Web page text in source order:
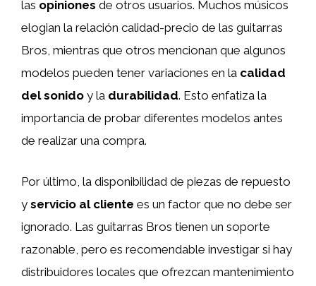
las opiniones de otros usuarios. Muchos músicos
elogian la relación calidad-precio de las guitarras
Bros, mientras que otros mencionan que algunos
modelos pueden tener variaciones en la calidad
del sonido y la durabilidad. Esto enfatiza la
importancia de probar diferentes modelos antes
de realizar una compra.
Por último, la disponibilidad de piezas de repuesto
y servicio al cliente es un factor que no debe ser
ignorado. Las guitarras Bros tienen un soporte
razonable, pero es recomendable investigar si hay
distribuidores locales que ofrezcan mantenimiento